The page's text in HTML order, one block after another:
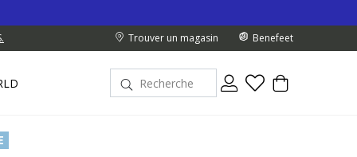
Trouver un magasin Benefeet